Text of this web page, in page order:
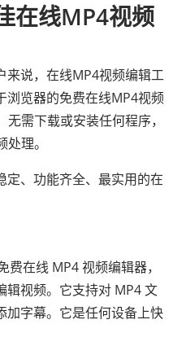
在线MP4视频
来说，在线MP4视频编辑工
浏览器的免费在线MP4视频
需下载或安装任何程序，
理。
定、功能齐全、最实用的在
在线 MP4 视频编辑器，
辑视频。它支持对 MP4 文
加字幕。它是任何设备上快